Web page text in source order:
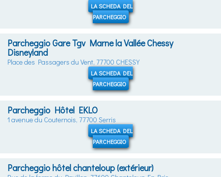
LA SCHEDA DEL
PARCHEGGIO
Parcheggio Gare Tgv Marne la Vallée Chessy
Disneyland
Place des Passagers du Vent, 77700 CHESSY
LA SCHEDA DEL
PARCHEGGIO
Parcheggio Hôtel EKLO
1 avenue du Couternois, 77700 Serris
LA SCHEDA DEL
PARCHEGGIO
Parcheggio hôtel chanteloup (extérieur)